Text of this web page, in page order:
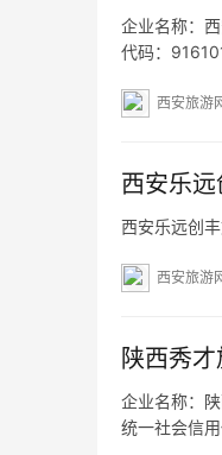
企业名称：
代码：
西安旅游
西安乐
西安乐远创
西安旅游
陕西秀
企业名称：
统一社会信